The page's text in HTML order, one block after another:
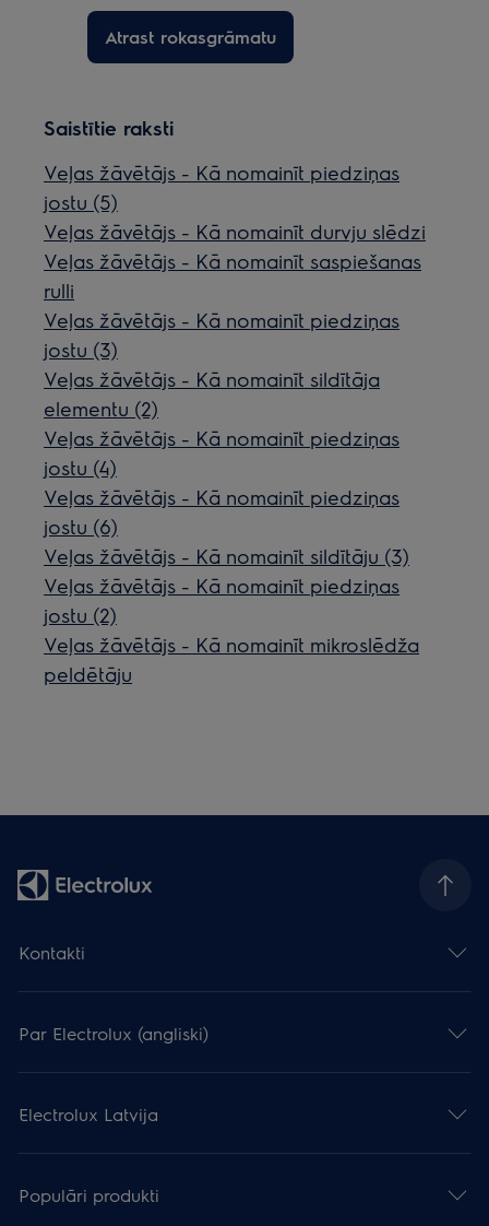
Atrast rokasgrāmatu
Saistītie raksti
Veļas žāvētājs - Kā nomainīt piedziņas
jostu (5)
Veļas žāvētājs - Kā nomainīt durvju slēdzi
Veļas žāvētājs - Kā nomainīt saspiešanas
rulli
Veļas žāvētājs - Kā nomainīt piedziņas
jostu (3)
Veļas žāvētājs - Kā nomainīt sildītāja
elementu (2)
Veļas žāvētājs - Kā nomainīt piedziņas
jostu (4)
Veļas žāvētājs - Kā nomainīt piedziņas
jostu (6)
Veļas žāvētājs - Kā nomainīt sildītāju (3)
Veļas žāvētājs - Kā nomainīt piedziņas
jostu (2)
Veļas žāvētājs - Kā nomainīt mikroslēdža
peldētāju
Kontakti
Par Electrolux (angliski)
Electrolux Latvija
Populāri produkti